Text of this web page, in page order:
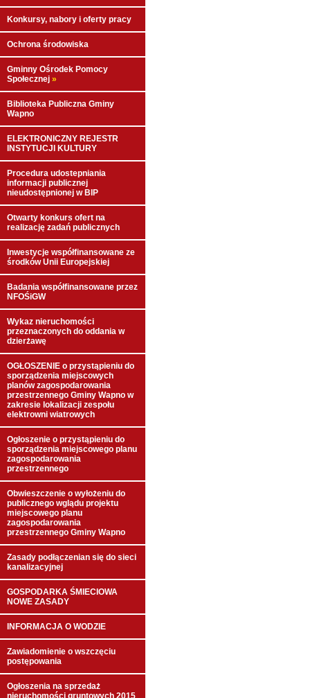
Konkursy, nabory i oferty pracy
Ochrona środowiska
Gminny Ośrodek Pomocy
Społecznej »
Biblioteka Publiczna Gminy
Wapno
ELEKTRONICZNY REJESTR
INSTYTUCJI KULTURY
Procedura udostepniania
informacji publicznej
nieudostępnionej w BIP
Otwarty konkurs ofert na
realizację zadań publicznych
Inwestycje współfinansowane ze
środków Unii Europejskiej
Badania współfinansowane przez
NFOŚiGW
Wykaz nieruchomości
przeznaczonych do oddania w
dzierżawę
OGŁOSZENIE o przystąpieniu do
sporządzenia miejscowych
planów zagospodarowania
przestrzennego Gminy Wapno w
zakresie lokalizacji zespołu
elektrowni wiatrowych
Ogłoszenie o przystąpieniu do
sporządzenia miejscowego planu
zagospodarowania
przestrzennego
Obwieszczenie o wyłożeniu do
publicznego wglądu projektu
miejscowego planu
zagospodarowania
przestrzennego Gminy Wapno
Zasady podłączenian się do sieci
kanalizacyjnej
GOSPODARKA ŚMIECIOWA
NOWE ZASADY
INFORMACJA O WODZIE
Zawiadomienie o wszczęciu
postępowania
Ogłoszenia na sprzedaż
nieruchomości gruntowych 2015